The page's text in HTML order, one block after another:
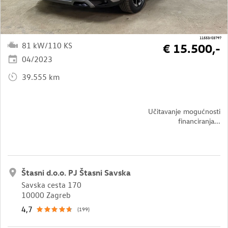
11553/03797
81 kW/110 KS
04/2023
39.555 km
Učitavanje mogućnosti
financiranja...
€ 15.500,-
Štasni d.o.o. PJ Štasni Savska
Savska cesta 170
10000 Zagreb
4,7
(199)